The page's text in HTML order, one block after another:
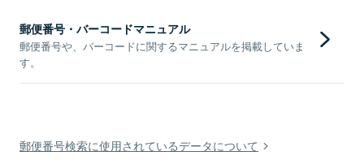
郵便番号・バーコードマニュアル
郵便番号や、バーコードに関するマニュアルを掲載していま
す。
郵便番号検索に使用されているデータについて